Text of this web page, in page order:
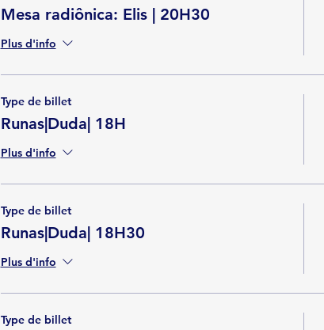
Mesa radiônica: Elis | 20H30
Plus d'info
Type de billet
Runas|Duda| 18H
Plus d'info
Type de billet
Runas|Duda| 18H30
Plus d'info
Type de billet